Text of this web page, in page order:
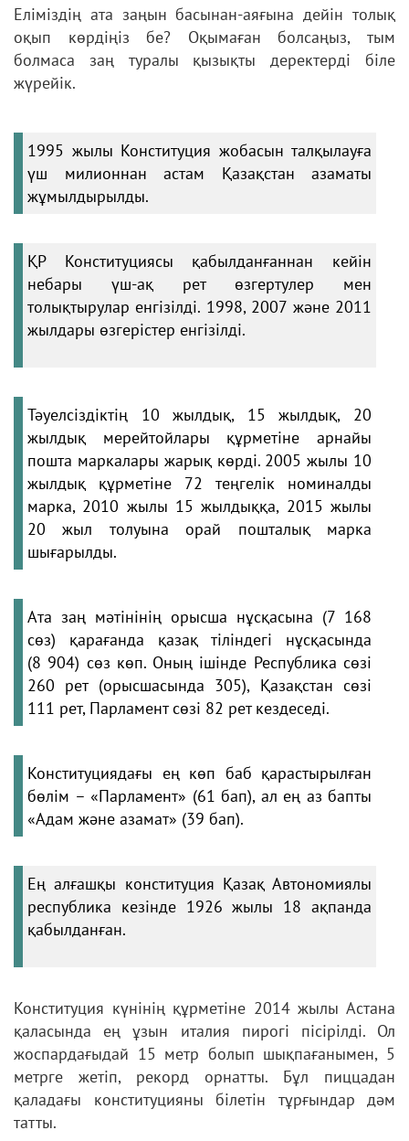
Еліміздің ата заңын басынан-аяғына дейін толық
оқып көрдіңіз бе? Оқымаған болсаңыз, тым
болмаса заң туралы қызықты деректерді біле
жүрейік.
1995 жылы Конституция жобасын талқылауға
үш милионнан астам Қазақстан азаматы
жұмылдырылды.
ҚР Конституциясы қабылданғаннан кейін
небары үш-ақ рет өзгертулер мен
толықтырулар енгізілді. 1998, 2007 және 2011
жылдары өзгерістер енгізілді.
Тәуелсіздіктің 10 жылдық, 15 жылдық, 20
жылдық мерейтойлары құрметіне арнайы
пошта маркалары жарық көрді. 2005 жылы 10
жылдық құрметіне 72 теңгелік номиналды
марка, 2010 жылы 15 жылдыққа, 2015 жылы
20 жыл толуына орай пошталық марка
шығарылды.
Ата заң мәтінінің орысша нұсқасына (7 168
сөз) қарағанда қазақ тіліндегі нұсқасында
(8 904) сөз көп. Оның ішінде Республика сөзі
260 рет (орысшасында 305), Қазақстан сөзі
111 рет, Парламент сөзі 82 рет кездеседі.
Конституциядағы ең көп баб қарастырылған
бөлім – «Парламент» (61 бап), ал ең аз бапты
«Адам және азамат» (39 бап).
Ең алғашқы конституция Қазақ Автономиялы
республика кезінде 1926 жылы 18 ақпанда
қабылданған.
Конституция күнінің құрметіне 2014 жылы Астана
қаласында ең ұзын италия пирогі пісірілді. Ол
жоспардағыдай 15 метр болып шықпағанымен, 5
метрге жетіп, рекорд орнатты. Бұл пиццадан
қаладағы конституцияны білетін тұрғындар дәм
татты.